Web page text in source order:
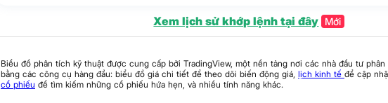
Xem lịch sử khớp lệnh tại đây Mới
Biểu đồ phân tích kỹ thuật được cung cấp bởi TradingView, một nền tảng nơi các nhà đầu tư
bằng các công cụ hàng đầu: biểu đồ giá chi tiết để theo dõi biến động giá, lịch kinh tế để cập
cổ phiếu để tìm kiếm những cổ phiếu hứa hẹn, và nhiều tính năng khác.